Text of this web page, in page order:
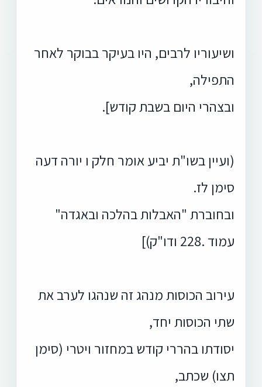
ושיעוריו לרבים, היו בעיקר בבוקר לאחר
התפילה,
ובצהרי היום בשבת קודש].
(ועיין בשו"ת יביע אומר חלק ו יורה דעה
סימן לז.
ובחוברת "האבלות בהלכה ובאגדה"
עמוד .228 ודו"ק)]
עירוב הכוסות מנהג זה שנהגו לערב את
שתי הכוסות יחד,
יסודתו בהררי קודש במחזור ויטרי (סימן
תצו) שכתב,